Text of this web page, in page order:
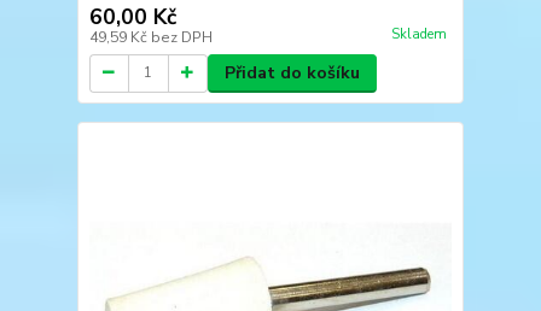
60,00 Kč
49,59 Kč bez DPH Skladem
Přidat do košíku